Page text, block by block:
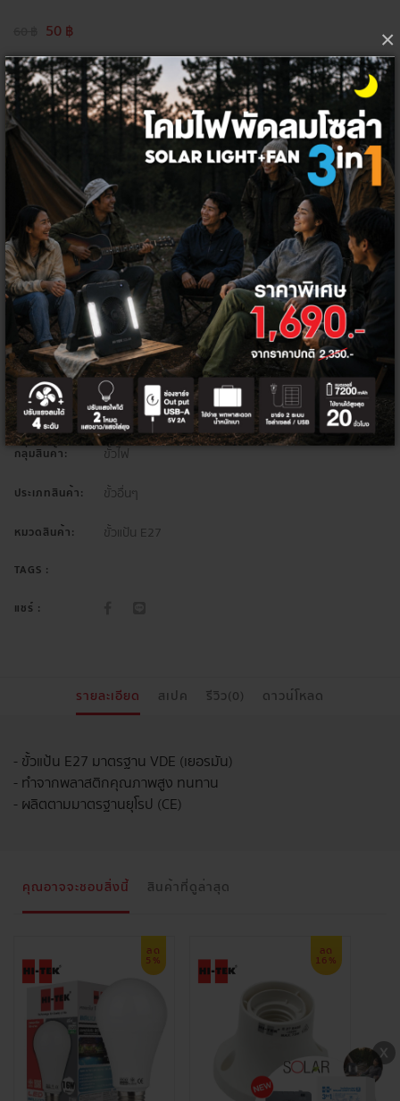
×
50 ฿
เลือกจำนวน ต่อชิ้น
ลัง200ชิ้น
โค้ด/คูปองส่วนลด
HITEK5PER ส่วนลดท้ายบิล 5%
จำนวน
เพิ่มลงตะกร้า ซื้อเลย
กลุ่มสินค้า: ขั้วไฟ
ประเภทสินค้า: ขั้วอื่นๆ
หมวดสินค้า: ขั้วแป้น E27
TAGS :
แชร์ :
รายละเอียด สเปค รีวิว(0) ดาวน์โหลด
- ขั้วแป้น E27 มาตรฐาน VDE (เยอรมัน)
- ทำจากพลาสติกคุณภาพสูง ทนทาน
- ผลิตตามมาตรฐานยุโรป (CE)
คุณอาจจะชอบสิ่งนี้ สินค้าที่ดูล่าสุด
ลด
5%
ลด
16%